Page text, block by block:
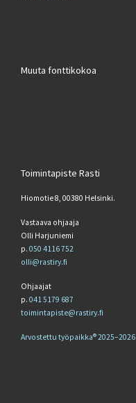
Muuta fonttikokoa
Toimintapiste Rasti
Hiomotie 8, 00380 Helsinki.
Vastaava ohjaaja
Olli Harjuniemi
p. 050 4116 752
olli@rastiry.fi
Ohjaajat
p. 041 5179 687
toimintapiste@rastiry.fi
Arvostettu työpaikka® 2025–2026